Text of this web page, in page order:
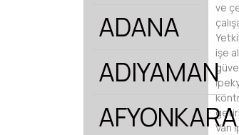
ADANA
ADIYAMAN
ve
işe
Van